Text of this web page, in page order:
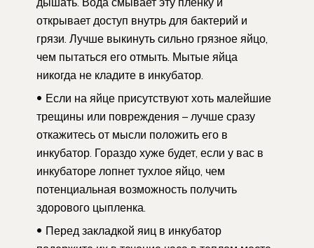
открывает доступ внутрь для бактерий и
грязи. Лучше выкинуть сильно грязное яйцо,
чем пытаться его отмыть. Мытые яйца
никогда не кладите в инкубатор.
Если на яйце присутствуют хоть малейшие
трещины или повреждения – лучше сразу
откажитесь от мысли положить его в
инкубатор. Гораздо хуже будет, если у вас в
инкубаторе лопнет тухлое яйцо, чем
потенциальная возможность получить
здорового цыпленка.
Перед закладкой яиц в инкубатор